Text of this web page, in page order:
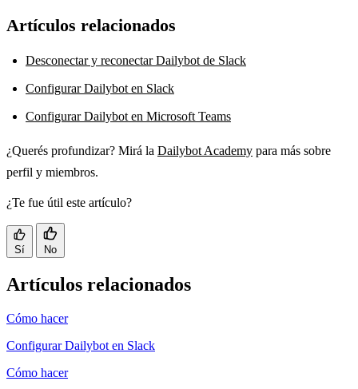
Artículos relacionados
Desconectar y reconectar Dailybot de Slack
Configurar Dailybot en Slack
Configurar Dailybot en Microsoft Teams
¿Querés profundizar? Mirá la Dailybot Academy para más sobre
perfil y miembros.
¿Te fue útil este artículo?
Sí No
Artículos relacionados
Cómo hacer
Configurar Dailybot en Slack
Cómo hacer